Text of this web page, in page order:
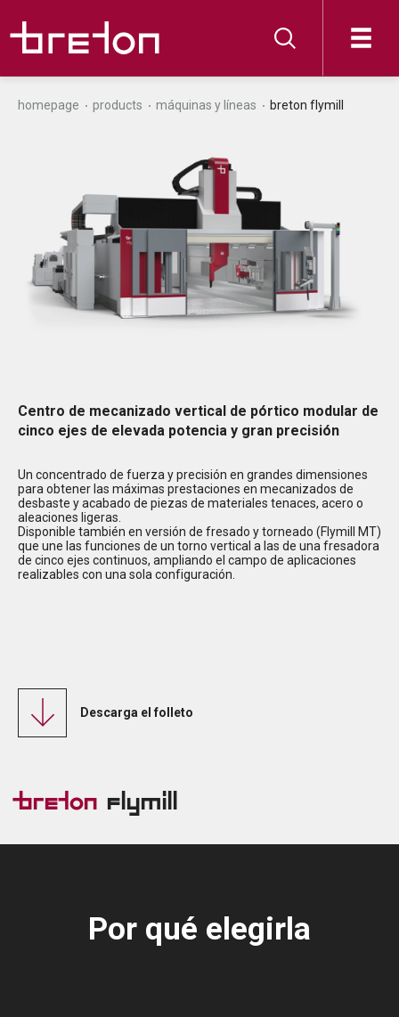
homepage products máquinas y líneas breton flymill
Centro de mecanizado vertical de pórtico modular de
cinco ejes de elevada potencia y gran precisión
Un concentrado de fuerza y precisión en grandes dimensiones
para obtener las máximas prestaciones en mecanizados de
desbaste y acabado de piezas de materiales tenaces, acero o
aleaciones ligeras.
Disponible también en versión de fresado y torneado (Flymill MT)
que une las funciones de un torno vertical a las de una fresadora
de cinco ejes continuos, ampliando el campo de aplicaciones
realizables con una sola configuración.
Descarga el folleto
Breton Flymill
Por qué elegirla